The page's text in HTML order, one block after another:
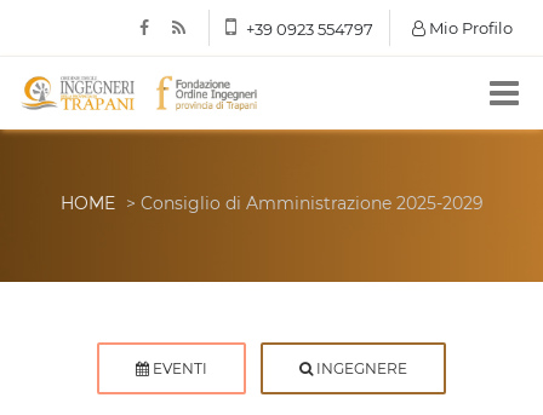
+39 0923 554797 Mio Profilo
HOME > Consiglio di Amministrazione 2025-2029
EVENTI INGEGNERE